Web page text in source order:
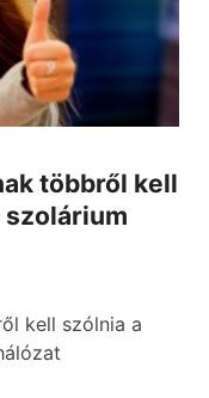
többről kell
szolárium
kell szólnia a